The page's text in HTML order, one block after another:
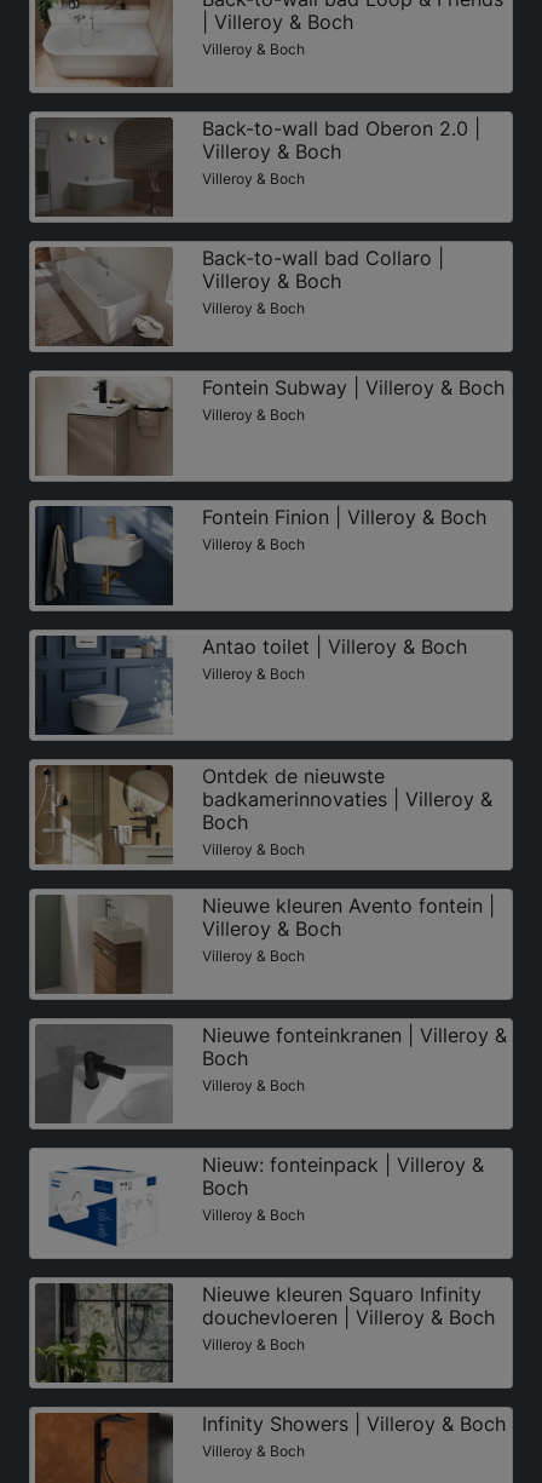
| Villeroy & Boch
Villeroy & Boch
Back-to-wall bad Oberon 2.0 |
Villeroy & Boch
Villeroy & Boch
Back-to-wall bad Collaro |
Villeroy & Boch
Villeroy & Boch
Fontein Subway | Villeroy & Boch
Villeroy & Boch
Fontein Finion | Villeroy & Boch
Villeroy & Boch
Antao toilet | Villeroy & Boch
Villeroy & Boch
Ontdek de nieuwste
badkamerinnovaties | Villeroy &
Boch
Villeroy & Boch
Nieuwe kleuren Avento fontein |
Villeroy & Boch
Villeroy & Boch
Nieuwe fonteinkranen | Villeroy &
Boch
Villeroy & Boch
Nieuw: fonteinpack | Villeroy &
Boch
Villeroy & Boch
Nieuwe kleuren Squaro Infinity
douchevloeren | Villeroy & Boch
Villeroy & Boch
Infinity Showers | Villeroy & Boch
Villeroy & Boch